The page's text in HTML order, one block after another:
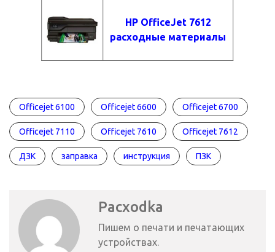
HP OfficeJet 7612
расходные материалы
Officejet 6100 Officejet 6600 Officejet 6700
Officejet 7110 Officejet 7610 Officejet 7612
ДЗК заправка инструкция ПЗК
Pacxodka
Пишем о печати и печатающих
устройствах.